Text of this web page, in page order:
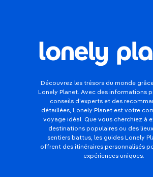
Découvrez les trésors du monde
Lonely Planet. Avec des informations
conseils d'experts et des
détaillées, Lonely Planet est votre
voyage idéal. Que vous cherchiez à
destinations populaires ou des
sentiers battus, les guides Lonely
offrent des itinéraires personnalisés
expériences uniques.